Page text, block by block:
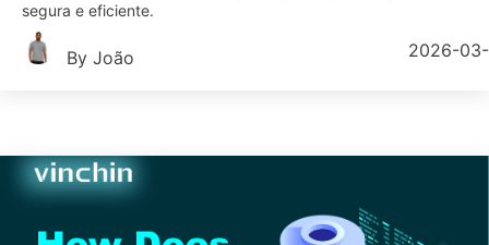
segura e eficiente.
By João 2026-